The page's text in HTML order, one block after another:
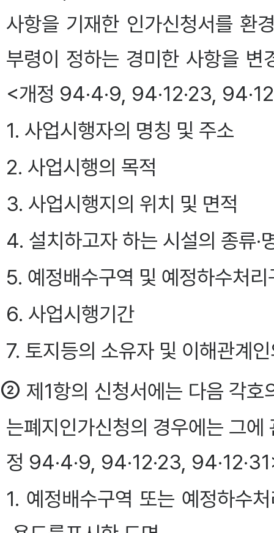
사항을 기재한 인가신청서를 환
부령이 정하는 경미한 사항을 변
<개정 94·4·9, 94·12·23,
1. 사업시행자의 명칭 및 주소
2. 사업시행의 목적
3. 사업시행지의 위치 및 면적
4. 설치하고자 하는 시설의 종류·
5. 예정배수구역 및 예정하수처리
6. 사업시행기간
7. 토지등의 소유자 및 이해관계
② 제1항의 신청서에는 다음 각
는폐지인가신청의 경우에는 그
정 94·4·9, 94·12·23,
1. 예정배수구역 또는 예정하수